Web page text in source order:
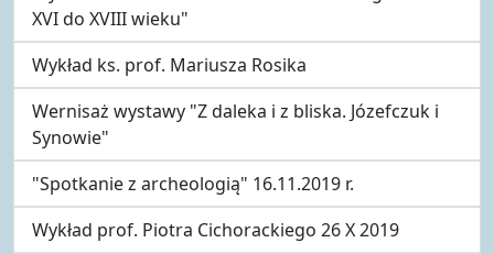
XVI do XVIII wieku"
Wykład ks. prof. Mariusza Rosika
Wernisaż wystawy "Z daleka i z bliska. Józefczuk i
Synowie"
"Spotkanie z archeologią" 16.11.2019 r.
Wykład prof. Piotra Cichorackiego 26 X 2019